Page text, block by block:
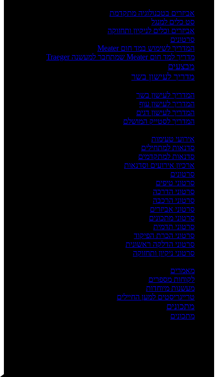
אביזרים בטכנולוגיה מתקדמת
סט כלים למנגל
אביזרים וכלים לניקיון ותחזוקה
סרטונים
המדריך לשימוש במד חום Meater
מדריך למד חום Meater שמתחבר למעשנה Traeger
מבצעים
מדריך לעישון בשר
המדריך לעישון בשר
המדריך לעישון עוף
המדריך לעישון דגים
המדריך לסטייק המושלם
אירועי טעימות
סדנאות למתחילים
סדנאות למתקדמים
ארכיון אירועים וסדנאות
סרטונים
סרטוני טיפים
סרטוני הדרכה
סרטוני הרכבה
סרטוני אביזרים
סרטוני מתכונים
סרטוני תדמית
סרטוני הכרת הפיקוד
סרטוני הדלקה ראשונית
סרטוני ניקיון ותחזוקה
מאמרים
לקוחות מספרים
מעשנות מיוחדות
טרייגריסטים למען החיילים
מתכונים
מתכונים